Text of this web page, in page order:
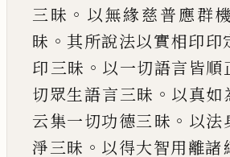
三昧 。 以無緣慈普應群機
昧 。 其所說法以實相印印
印三昧 。 以一切語言皆順
切眾生語言三昧 。 以真如
云集一切功德三昧 。 以法
淨三昧 。 以得大智用離諸